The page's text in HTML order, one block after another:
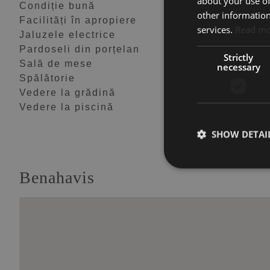
Condiție bună
Condiție excelentă
Facilități în apropiere
Geamuri duble
Jaluzele electrice
Mobilier opțional
Pardoseli din porțelan
Patio la parter
Sală de mese
Sală de sport
Spălătorie
Vedere la grădină
Vedere la piscină
Încălzire în
Benahavis
other
services. Read
Strictly
necessary
SHOW